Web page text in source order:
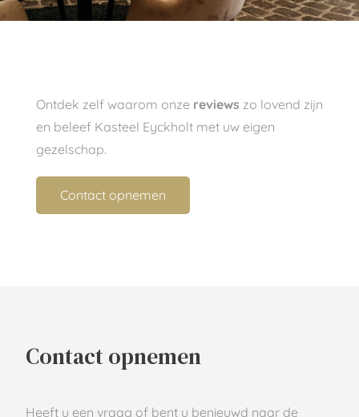
Ontdek zelf waarom onze reviews zo lovend zijn
en beleef Kasteel Eyckholt met uw eigen
gezelschap.
Contact opnemen
Contact opnemen
Heeft u een vraag of bent u benieuwd naar de